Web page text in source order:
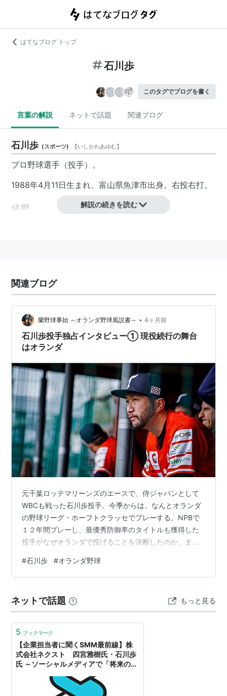
はてなブログ トップ
石川歩
このタグでブログを書く
言葉の解説 ネットで話題 関連ブログ
石川歩 (スポーツ) 【いしかわあゆむ】
プロ野球選手（投手）。
1988年4月11日生まれ、富山県魚津市出身。右投右打。
経歴
2011-2013
リスト::野球選手
解説の続きを読む
関連ブログ
蘭野球事始 ～オランダ野球風説書～ • 4ヶ月前
石川歩投手独占インタビュー① 現役続行の舞台
はオランダ
元千葉ロッテマリーンズのエースで、侍ジャパンとして
WBCも戦った石川歩投手。今季からは、なんとオランダ
の野球リーグ・ホーフトクラッセでプレーする。NPBで
１２年間プレーし、最優秀防御率のタイトルも獲得した
投手がなぜオランダで投げることを決断したのか。ま
(photo:Gizzomedia) ーーこんにちは、Xやブログなどで
オランダ野球の発信をしている蘭野球事始と言います。
がとうございます。 昨日の試合はお疲れさまでした。ハ
ーレムの球場（ピム・ミュリールスタジアム）はいかが
#石川歩 #オランダ野球
ネットで話題 もっと見る
5 ブックマーク
【企業担当者に聞くSMM最前線】株
式会社ネクスト 四宮雅樹氏・石川歩
氏 ～ソーシャルメディアで「将来のお